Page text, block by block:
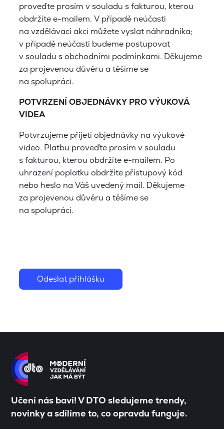
proveďte prosím v souladu s fakturou, kterou
obdržíte e-mailem. V případě neúčasti
na vzdělávací akci můžete vyslat náhradníka;
v případě neúčasti budeme postupovat
v souladu s obchodními podmínkami. Děkujeme
za projevenou důvěru a těšíme se
na spolupráci.
POTVRZENÍ OBJEDNÁVKY PRO VÝUKOVÁ
VIDEA
Potvrzujeme přijetí objednávky na výukové
video. Platbu proveďte prosím v souladu
s fakturou, kterou obdržíte e-mailem. Po
uhrazení poplatku obdržíte přístupový kód
nebo heslo na Váš uvedený mail. Děkujeme
za projevenou důvěru a těšíme se
na spolupráci.
Odeslat přihlášku
Učení nás baví! V DTO sledujeme trendy,
novinky a sdílíme to, co opravdu funguje.